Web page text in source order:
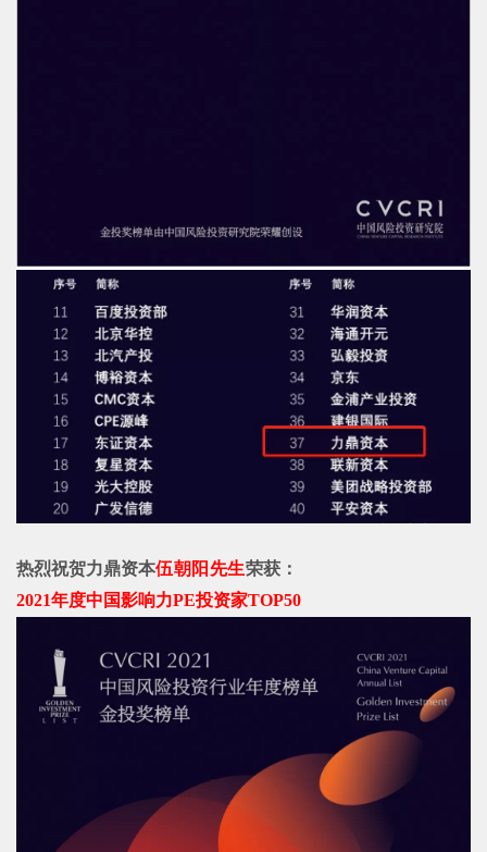
热烈祝贺力鼎资本伍朝阳 先生荣获：
2021年度中国影响力PE投资家TOP50